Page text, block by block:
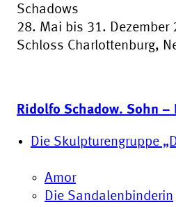
Schadows
28. Mai bis 31. Dezember
Schloss Charlottenburg,
Ridolfo Schadow. Sohn –
Die Skulpturengruppe
Amor
Die Sandalenbinderin